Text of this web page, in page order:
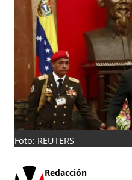
Foto: REUTERS
Redacción